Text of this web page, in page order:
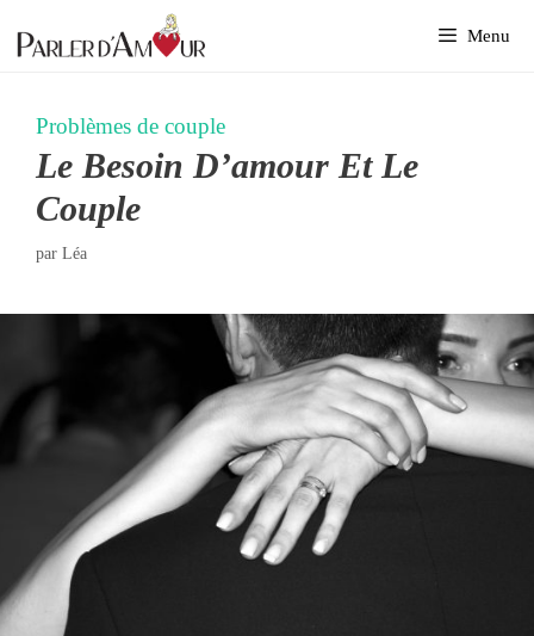
au
Menu
Problèmes de couple
Le Besoin D’amour Et Le
Couple
par Léa